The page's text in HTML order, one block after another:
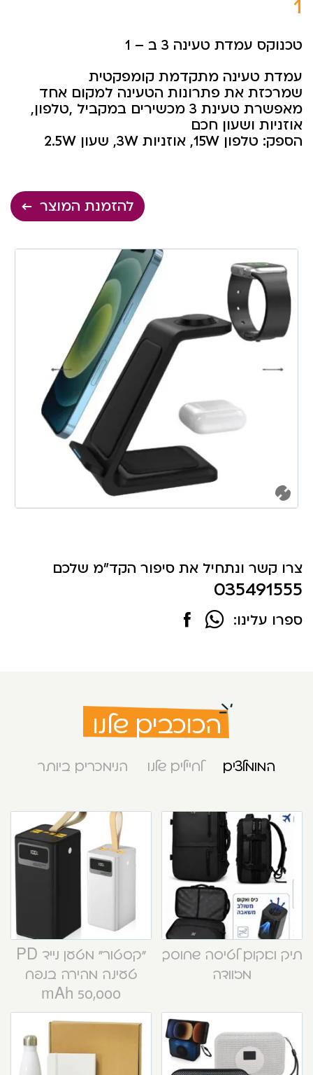
טכנוקס עמדת טעינה 3 ב – 1
עמדת טעינה מתקדמת קומפקטית
שמרכזת את פתרונות הטעינה למקום אחד
מאפשרת טעינת 3 מכשירים במקביל ,טלפון,
אוזניות ושעון חכם
הספק: טלפון 15W, אוזניות 3W, שעון 2.5W
להזמנת המוצר
צרו קשר ונתחיל את סיפור הקד"מ שלכם
035491555
ספרו עלינו:
הכוכבים שלנו
המומלצים לחיילים שלנו הנימכרים ביותר
תיק ואקום לטיסה שחוסך
מזוודה
“קסטור” מטען נייד PD
טעינה מהירה בנפח
50,000 mAh